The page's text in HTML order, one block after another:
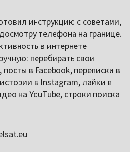
инструкцию с советами,
телефона на границе.
в интернете
перебирать свои
в Facebook, переписки в
в Instagram, лайки в
на YouTube, строки поиска